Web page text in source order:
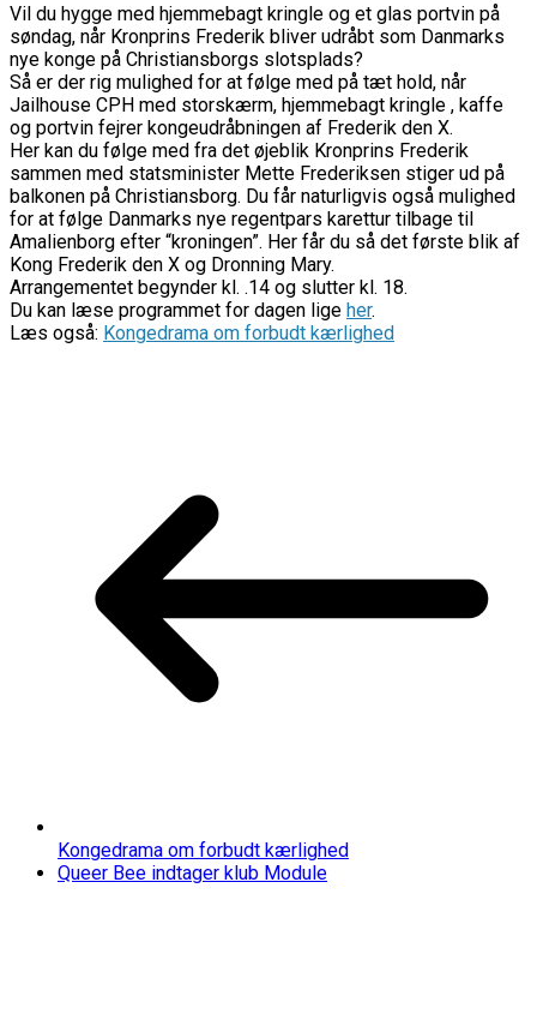
Vil du hygge med hjemmebagt kringle og et glas portvin på
søndag, når Kronprins Frederik bliver udråbt som Danmarks
nye konge på Christiansborgs slotsplads?
Så er der rig mulighed for at følge med på tæt hold, når
Jailhouse CPH med storskærm, hjemmebagt kringle , kaffe
og portvin fejrer kongeudråbningen af Frederik den X.
Her kan du følge med fra det øjeblik Kronprins Frederik
sammen med statsminister Mette Frederiksen stiger ud på
balkonen på Christiansborg. Du får naturligvis også mulighed
for at følge Danmarks nye regentpars karettur tilbage til
Amalienborg efter “kroningen”. Her får du så det første blik af
Kong Frederik den X og Dronning Mary.
Arrangementet begynder kl. .14 og slutter kl. 18.
Du kan læse programmet for dagen lige her.
Læs også: Kongedrama om forbudt kærlighed
Kongedrama om forbudt kærlighed
Queer Bee indtager klub Module